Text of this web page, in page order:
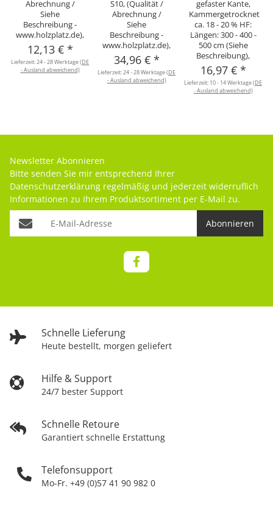
Abrechnung /
Siehe
Beschreibung -
www.holzplatz.de),
12,13 € *
Lieferzeit:24 - 28 Werktage(DE
- Ausland abweichend)
S10, (Qualität /
Abrechnung /
Siehe
Beschreibung -
www.holzplatz.de),
34,96 € *
Lieferzeit:24 - 28 Werktage(DE
- Ausland abweichend)
gefaster Kante,
Kammergetrocknet
ca. 18 - 20 % HF:
Längen: 300 - 400 -
500 cm (Siehe
Beschreibung),
16,97 € *
Lieferzeit: 10 - 14 Werktage(DE
- Ausland abweichend)
Schnelle Lieferung
Heute bestellt, morgen geliefert
Hilfe & Support
24/7 bester Support
Schnelle Retoure
Garantiert schnelle Erstattung
Telefonsupport
Mo-Fr. +49 (0)57 41 90 982 0
Newsletter Abonnieren
Bitte senden Sie mir entsprechend Ihrer
Datenschutzerklärung regelmäßig und jederzeit widerruflich
Informationen zu Ihrem Produktsortiment per E-Mail zu.
Abonnieren